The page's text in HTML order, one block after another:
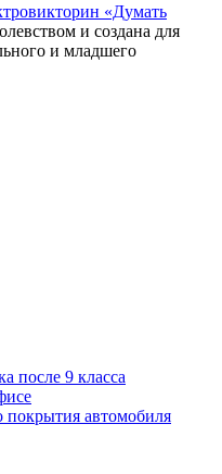
«Думать
и создана для
и младшего
после 9 класса
покрытия автомобиля